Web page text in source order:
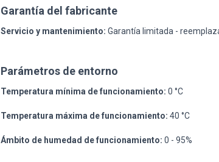
Garantía del fabricante
Servicio y mantenimiento: Garantía limitada -
Parámetros de entorno
Temperatura mínima de funcionamiento: 0 °C
Temperatura máxima de funcionamiento: 40 °C
Ámbito de humedad de funcionamiento: 0 - 95%